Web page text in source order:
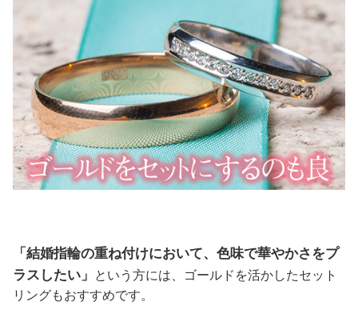
「結婚指輪の重ね付けにおいて、色味で華やかさをプ
ラスしたい」 という方には、ゴールドを活かしたセット
リングもおすすめです。